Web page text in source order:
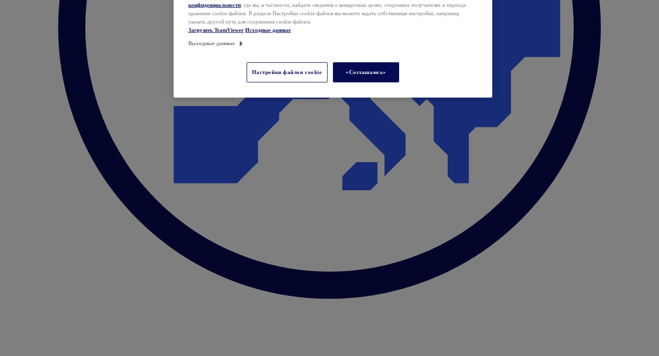
конфиденциальности , где вы, в частности, найдете сведения о конкретных целях, сторонних получателях и периоде
хранения cookie-файлов. В разделе Настройки cookie-файлов вы можете задать собственные настройки, например
указать другой путь для сохранения cookie-файлов.
Загрузить TeamViewer Исходные данные
Выходные данные
Настройки файлов cookie «Соглашаюсь»